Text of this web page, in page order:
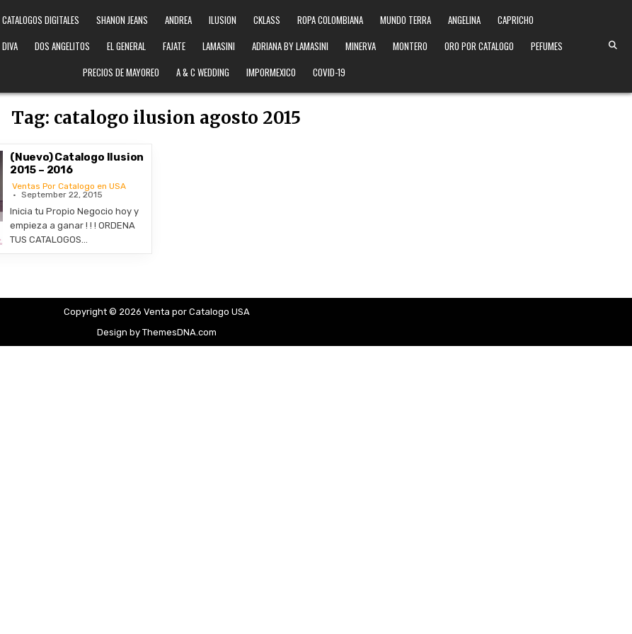
CATALOGOS DIGITALES SHANON JEANS ANDREA ILUSION CKLASS ROPA COLOMBIANA MUNDO TERRA ANGELINA
CAPRICHO
DIVA DOS ANGELITOS EL GENERAL FAJATE LAMASINI ADRIANA BY LAMASINI MINERVA MONTERO ORO POR CATALOGO
PEFUMES
PRECIOS DE MAYOREO
A & C WEDDING IMPORMEXICO COVID-19
Tag: catalogo ilusion agosto 2015
(Nuevo) Catalogo Ilusion
2015 – 2016
Ventas Por Catalogo en USA
September 22, 2015
Inicia tu Propio Negocio hoy y
empieza a ganar ! ! ! ORDENA
TUS CATALOGOS…
Copyright © 2026 Venta por Catalogo USA
Design by ThemesDNA.com